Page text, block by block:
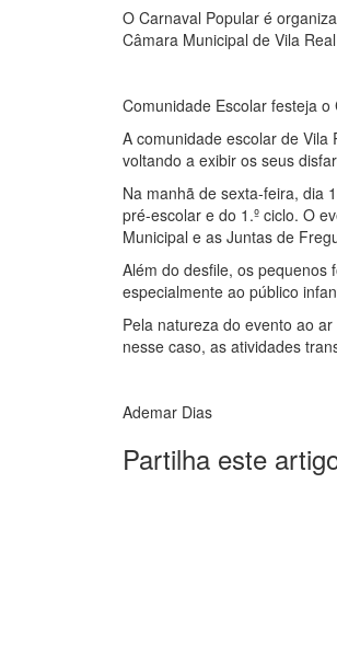
O Carnaval Popular é
Câmara Municipal de Vila
Comunidade Escolar festeja
A comunidade escolar de
voltando a exibir os seus
Na manhã de sexta-feira, dia
pré-escolar e do 1.º ciclo. O
Municipal e as Juntas de
Além do desfile, os pequenos
especialmente ao público
Pela natureza do evento ao
nesse caso, as atividades
Ademar Dias
Partilha este